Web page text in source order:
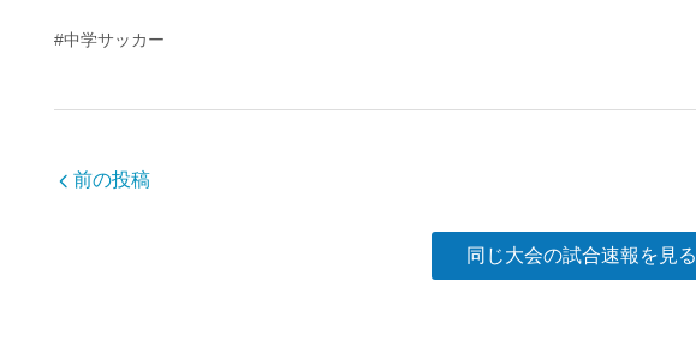
c
e
b
o
#中学サッカー
前の投稿
同じ大会の試合速報を見る